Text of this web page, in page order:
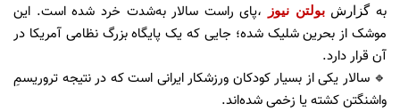
بهگزارشبولتن نیوز ،پای راست سالار به‌شدت خرد شده است. این
موشک از بحرین شلیک شده؛ جایی که یک پایگاه بزرگ نظامی آمریکا در
آن قرار دارد.
🔹 سالار یکی از بسیار کودکان ورزشکار ایرانی است که در نتیجه تروریسمِ
واشنگتن کشته یا زخمی شده‌اند.